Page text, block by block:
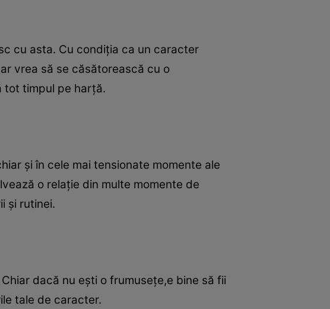
cu asta. Cu condiţia ca un caracter
vrea să se căsătorească cu o
tot timpul pe harţă.
şi în cele mai tensionate momente ale
o relaţie din multe momente de
şi rutinei.
dacă nu eşti o frumuseţe,e bine să fii
tale de caracter.